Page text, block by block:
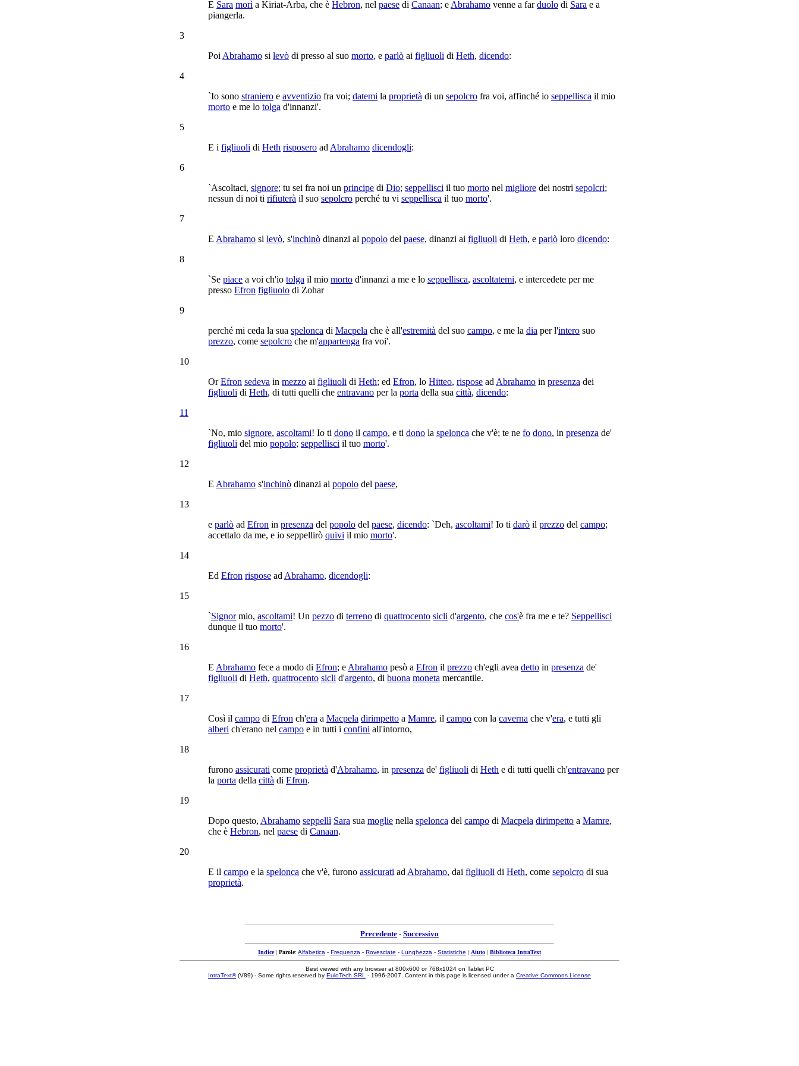
E Sara morì a Kiriat-Arba, che è Hebron, nel paese di Canaan; e Abrahamo venne a farduolo di Sara e a
piangerla.
3
Poi Abrahamo si levò di presso al suo morto, e parlò ai figliuoli di Heth, dicendo:
4
`Io sono straniero e avventizio fra voi; datemi la proprietà di un sepolcro fra voi, affinché io seppellisca il mio
morto e me lo tolga d'innanzi'.
5
E i figliuoli di Heth risposero ad Abrahamo dicendogli:
6
`Ascoltaci, signore; tu sei fra noi un principe di Dio; seppellisci il tuo morto nel migliore dei nostri sepolcri;
nessun di noi ti rifiuterà il suo sepolcro perché tu vi seppellisca il tuo morto'.
7
E Abrahamo si levò, s'inchinò dinanzi al popolo del paese, dinanzi ai figliuoli di Heth, e parlò loro dicendo:
8
`Se piace a voi ch'io tolga il mio morto d'innanzi a me e lo seppellisca, ascoltatemi, e intercedete per me
presso Efron figliuolo di Zohar
9
perché mi ceda la sua spelonca di Macpela che è all'estremità del suo campo, e me la dia per l'intero suo
prezzo, come sepolcro che m'appartenga fra voi'.
10
OrEfron sedeva in mezzo ai figliuoli di Heth; ed Efron, lo Hitteo, rispose ad Abrahamo in presenza dei
figliuoli di Heth, di tutti quelli che entravano per la porta della sua città, dicendo:
11
`No, mio signore, ascoltami! Io ti dono il campo, e ti dono la spelonca che v'è; te ne fo dono, in presenza de'
figliuoli del mio popolo; seppellisci il tuo morto'.
12
E Abrahamo s'inchinò dinanzi al popolo del paese,
13
e parlò ad Efron in presenza del popolo del paese, dicendo: `Deh, ascoltami! Io ti darò il prezzo del campo;
accettalo da me, e io seppellirò quivi il mio morto'.
14
Ed Efron rispose ad Abrahamo, dicendogli:
15
`Signormio, ascoltami! Un pezzo di terreno di quattrocento sicli d'argento, che cos'è fra me e te? Seppellisci
dunque il tuo morto'.
16
E Abrahamo fece a modo di Efron; e Abrahamo pesò a Efron il prezzo ch'egli avea detto in presenza de'
figliuoli di Heth, quattrocento sicli d'argento, di buona moneta mercantile.
17
Così il campo di Efron ch'era a Macpela dirimpetto a Mamre, il campo con la caverna che v'era, e tutti gli
alberi ch'erano nel campo e in tutti i confini all'intorno,
18
furono assicurati come proprietà d'Abrahamo, in presenza de' figliuoli di Heth e di tutti quelli ch'entravano per
la porta della città di Efron.
19
Dopo questo, Abrahamo seppellì Sara sua moglie nella spelonca del campo di Macpela dirimpetto a Mamre,
che è Hebron, nel paese di Canaan.
20
E il campo e la spelonca che v'è, furono assicurati ad Abrahamo, dai figliuoli di Heth, come sepolcro di sua
proprietà.
Precedente - Successivo
Indice| Parole: Alfabetica - Frequenza - Rovesciate - Lunghezza - Statistiche | Aiuto | Biblioteca IntraText
Best viewed with any browser at 800x600 or 768x1024 on Tablet PC
IntraText®(V89) - Some rights reserved by EuloTech SRL - 1996-2007. Content in this page is licensed under a Creative Commons License